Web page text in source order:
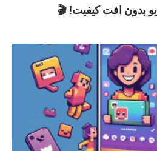
بدون افت کیفیت! 🎬